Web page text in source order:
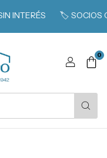
🏷️ SOCIOS CLARÍN 365
0